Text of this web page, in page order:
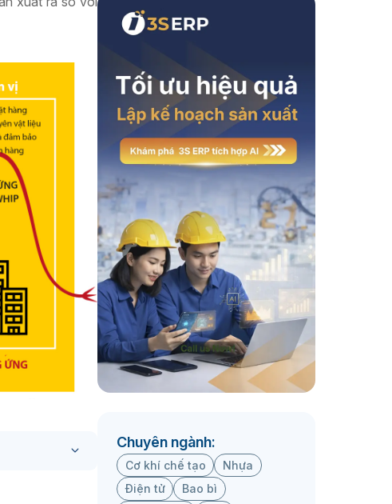
Xem thêm
Chuyên ngành:
Cơ khí chế tạo
Nhựa
Điện tử
Bao bì